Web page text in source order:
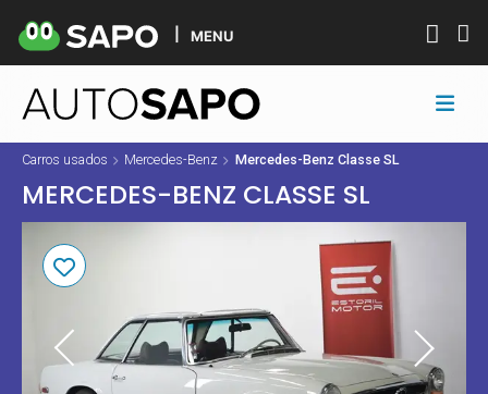
MENU
Carros usados Mercedes-Benz Mercedes-Benz Classe SL
MERCEDES-BENZ CLASSE SL